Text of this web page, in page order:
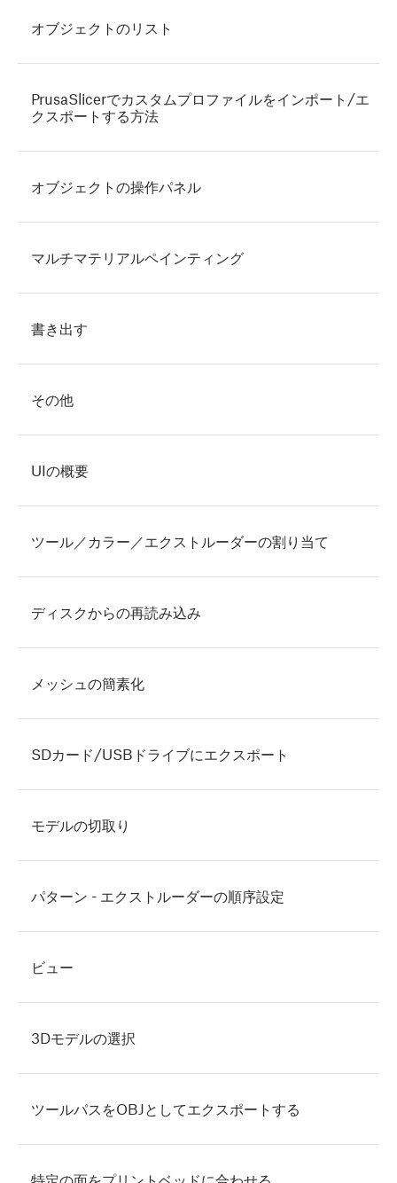
オブジェクトのリスト
PrusaSlicerでカスタムプロファイルをインポート/エ
クスポートする方法
オブジェクトの操作パネル
マルチマテリアルペインティング
書き出す
その他
UIの概要
ツール／カラー／エクストルーダーの割り当て
ディスクからの再読み込み
メッシュの簡素化
SDカード/USBドライブにエクスポート
モデルの切取り
パターン - エクストルーダーの順序設定
ビュー
3Dモデルの選択
ツールパスをOBJとしてエクスポートする